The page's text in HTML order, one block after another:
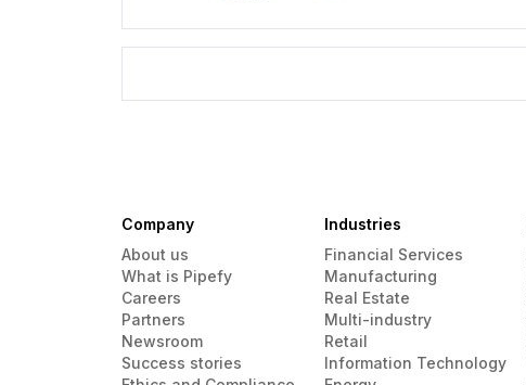
Company
About us
What is Pipefy
Careers
Partners
Newsroom
Success stories
Industries
Financial Services
Manufacturing
Real Estate
Multi-industry
Retail
Information Technology